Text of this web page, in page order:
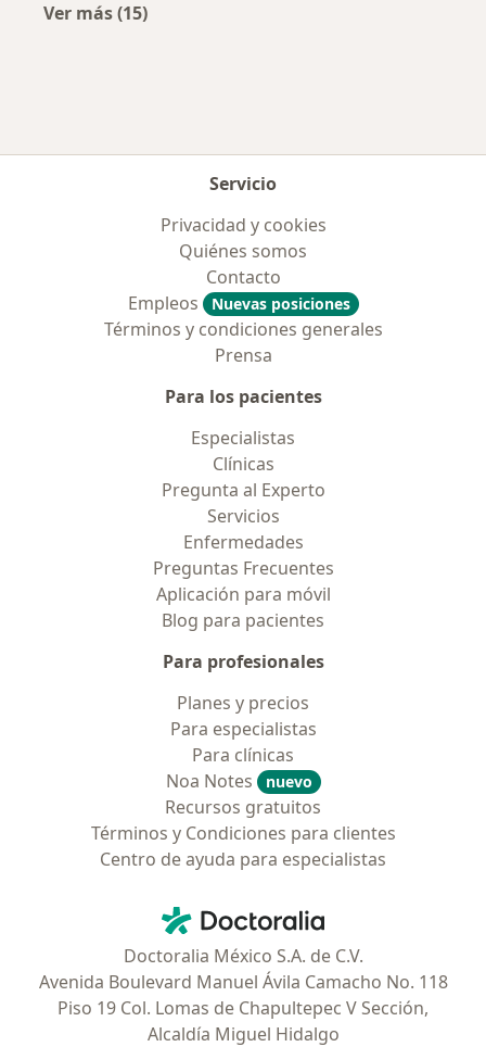
Ver más (15)
Servicio
Privacidad y cookies
Quiénes somos
Contacto
Empleos
Nuevas posiciones
Términos y condiciones generales
Prensa
Para los pacientes
Especialistas
Clínicas
Pregunta al Experto
Servicios
Enfermedades
Preguntas Frecuentes
Aplicación para móvil
Blog para pacientes
Para profesionales
Planes y precios
Para especialistas
Para clínicas
Noa Notes
nuevo
Recursos gratuitos
Términos y Condiciones para clientes
Centro de ayuda para especialistas
Doctoralia - Página de inicio
Doctoralia México S.A. de C.V.
Avenida Boulevard Manuel Ávila Camacho No. 118
Piso 19 Col. Lomas de Chapultepec V Sección,
Alcaldía Miguel Hidalgo